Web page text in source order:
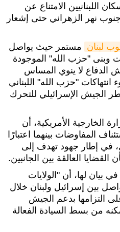
اللبنانيين الامتناع عن
نهر الزهراني حتى إشعار
لبنان مستمر حيث يواصل
وبنى "حزب الله" الموجودة
الدفاع لا ينوي المساس
"حزب الله" اللبناني
الجيش الإسرائيلي للتحرك
الخارجية الأمريكية، أن
المفاوضات بينهما اعتبارًا
في إطار جهود تهدف إلى
العالقة بين الجانبين.
في بيان لها، أن "الولايات
بين إسرائيل ولبنان خلال
التزامها بدعم الجيش
من بسط السيادة الفعالة